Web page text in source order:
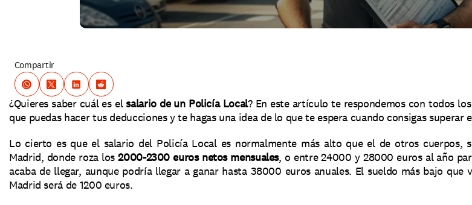
Compartir
¿Quieres saber cuál es el salario de un Policía Local? En este artículo te respondemos con todos
que puedas hacer tus deducciones y te hagas una idea de lo que te espera cuando consigas superar
Lo cierto es que el salario del Policía Local es normalmente más alto que el de otros cuerpos,
Madrid, donde roza los 2000-2300 euros netos mensuales, o entre 24000 y 28000 euros al año
acaba de llegar, aunque podría llegar a ganar hasta 38000 euros anuales. El sueldo más bajo que
Madrid será de 1200 euros.